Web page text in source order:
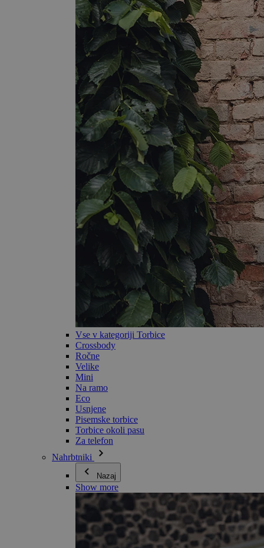
Vse v kategoriji Torbice
Crossbody
Ročne
Velike
Mini
Na ramo
Eco
Usnjene
Pisemske torbice
Torbice okoli pasu
Za telefon
Nahrbtniki
Nazaj
Show more